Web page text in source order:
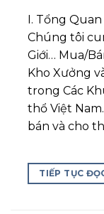
I. Tổng
Chúng tôi
Giới… Mua/
Kho Xưởng
trong Các
thổ Việt
bán và cho
TIẾP TỤC